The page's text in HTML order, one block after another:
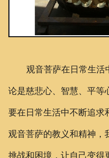
观音菩萨在日常生活
论是慈悲心、智慧、平等
要在日常生活中不断追求
观音菩萨的教义和精神，
挑战和困境，让自己变得